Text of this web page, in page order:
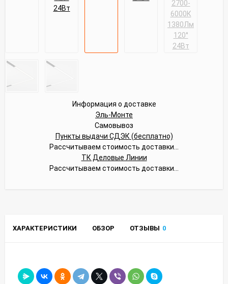
Информация о доставке
Эль-Монте
Самовывоз
Пункты выдачи СДЭК (бесплатно)
Рассчитываем стоимость доставки...
ТК Деловые Линии
Рассчитываем стоимость доставки...
ХАРАКТЕРИСТИКИ ОБЗОР ОТЗЫВЫ 0